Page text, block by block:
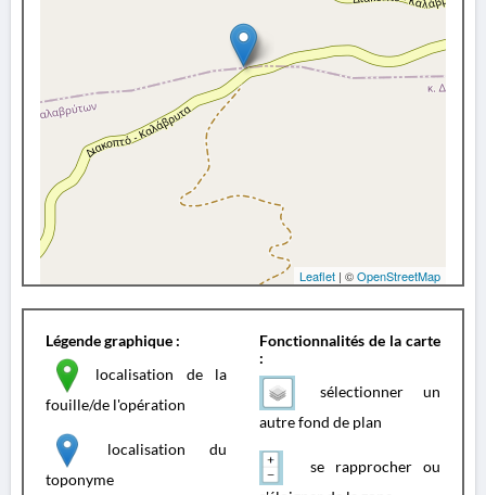
Leaflet | ©OpenStreetMap
Légende graphique :
localisation de la
fouille/de l'opération
localisation du
toponyme
Fonctionnalités de la carte
:
sélectionner un
autre fond de plan
se rapprocher ou